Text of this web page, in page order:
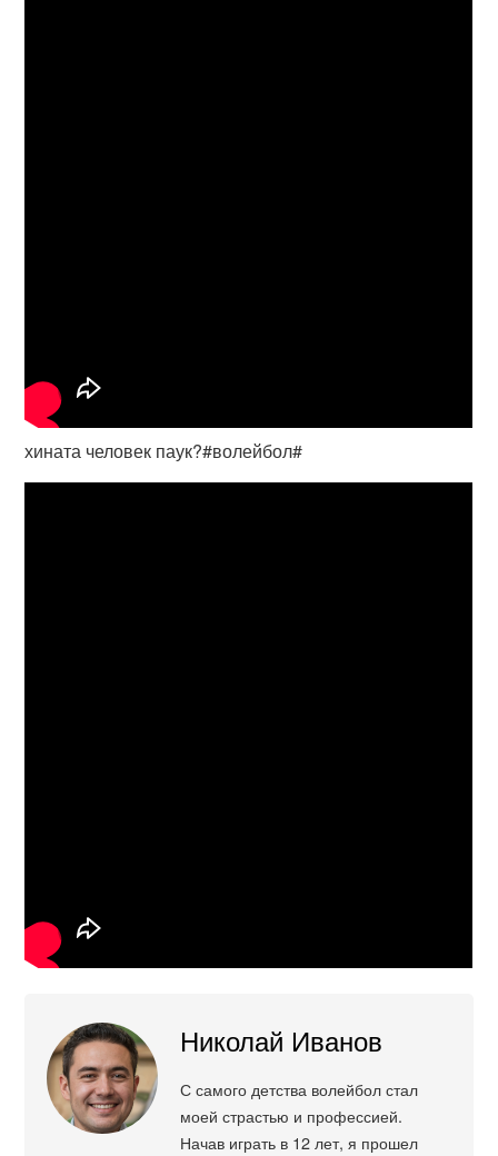
хината человек паук?#волейбол#
Николай Иванов
С самого детства волейбол стал
моей страстью и профессией.
Начав играть в 12 лет, я прошел